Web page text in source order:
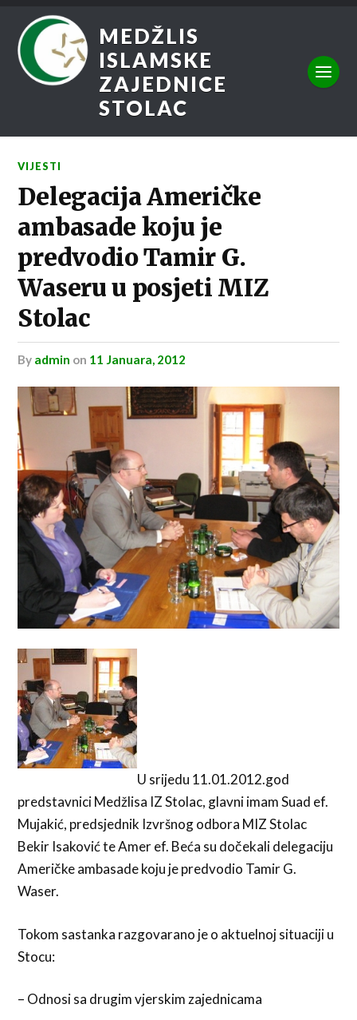
MEDŽLIS
ISLAMSKE
ZAJEDNICE
STOLAC
VIJESTI
Delegacija Američke
ambasade koju je
predvodio Tamir G.
Waseru u posjeti MIZ
Stolac
by admin on 11 Januara, 2012
U srijedu 11.01.2012.god
predstavnici Medžlisa IZ Stolac, glavni imam Suad ef.
Mujakić, predsjednik Izvršnog odbora MIZ Stolac
Bekir Isaković te Amer ef. Beća su dočekali delegaciju
Američke ambasade koju je predvodio Tamir G.
Waser.
Tokom sastanka razgovarano je o aktuelnoj situaciji u
Stocu:
– Odnosi sa drugim vjerskim zajednicama